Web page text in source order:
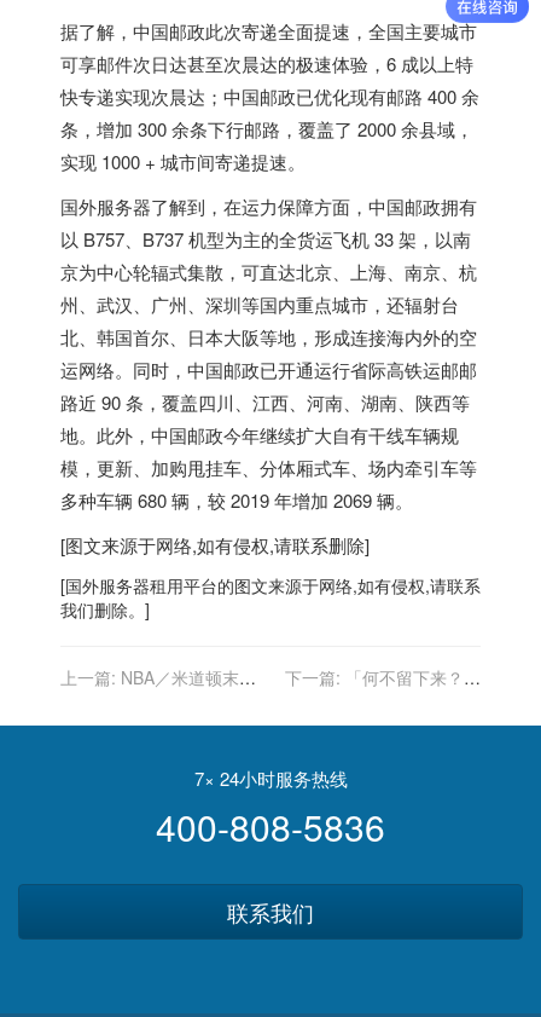
据了解，中国邮政此次寄递全面提速， 全国主要城市
可享邮件次日达甚至次晨达的极速体验，6 成以上特
快专递实现次晨达 ；中国邮政已优化现有邮路 400 余
条，增加 300 余条下行邮路，覆盖了 2000 余县域，
实现 1000 + 城市间寄递提速。
国外服务器了解到，在运力保障方面，中国邮政拥有
以 B757、B737 机型为主的全货运飞机 33 架，以南
京为中心轮辐式集散，可直达北京、上海、南京、杭
州、武汉、广州、深圳等国内重点城市，还辐射台
北、 韩国首尔、 日本大阪等地，形成连接海内外的空
运网络。同时，中国邮政已开通运行省际高铁运邮邮
路近 90 条，覆盖四川、江西、河南、湖南、陕西等
地。此外，中国邮政今年继续扩大自有干线车辆规
模，更新、加购甩挂车、分体厢式车、场内牵引车等
多种车辆 680 辆，较 2019 年增加 2069 辆。
[图文来源于网络,如有侵权,请联系删除]
[国外服务器租用平台的图文来源于网络,如有侵权,请联系
我们删除。]
上一篇: NBA／米道顿末节
列赛领先
下一篇:
「何不留下来？」
楼塌意外
7× 24小时服务热线
400-808-5836
联系我们